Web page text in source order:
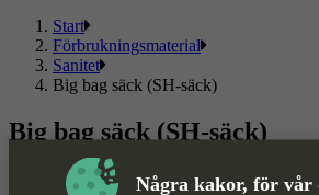
Några kakor, för vår
Start
Förbrukningsmaterial
Sanitet
Big bag säck (SH-säck)
Big bag säck (SH-säck)
Läs mer Läs mindre